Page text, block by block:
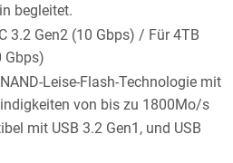
begleitet.
3.2 Gen2 (10 Gbps) / Für 4TB
Gbps)
Leise-Flash-Technologie mit
von bis zu 1800Mo/s
mit USB 3.2 Gen1, und USB